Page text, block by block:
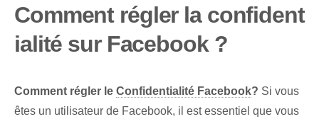
Comment régler la confident
ialité sur Facebook ?
Comment régler le Confidentialité Facebook? Si vous
êtes un utilisateur de Facebook, il est essentiel que vous